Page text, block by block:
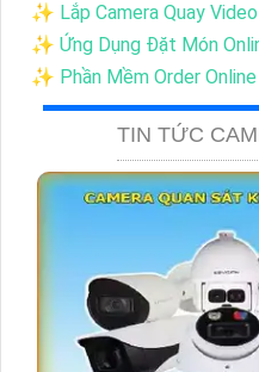
✨ Lắp Camera Quay
✨ Ứng Dụng Đặt Món
✨ Phần Mềm Order Online
TIN TỨC